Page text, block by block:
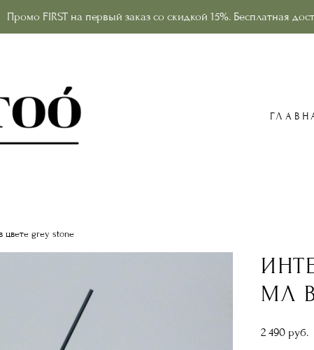
Промо FIRST на первый заказ со скидкой 15%. Бесплатная
цвете grey stone
МЛ В
2 490 pуб.